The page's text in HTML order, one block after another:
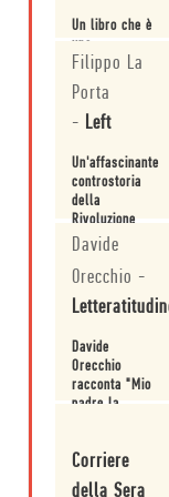
Un libro che è
una
rivisitazione
degli ideali del
Novecento, un
secolo
Filippo La
Porta
- Left
Un'affascinante
controstoria
della
Rivoluzione
russa.
Davide
Orecchio -
Davide
Orecchio
racconta "Mio
padre la
Corriere
della Sera